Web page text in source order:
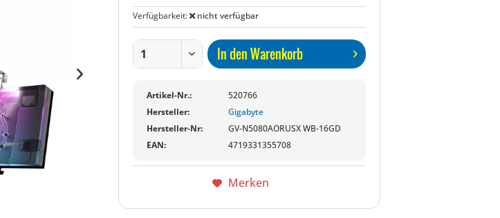
Verfügbarkeit:
nicht verfügbar
In denWarenkorb
Artikel-Nr.:
520766
Hersteller:
Gigabyte
Hersteller-Nr:
GV-N5080AORUSX WB-16GD
EAN:
4719331355708
Merken